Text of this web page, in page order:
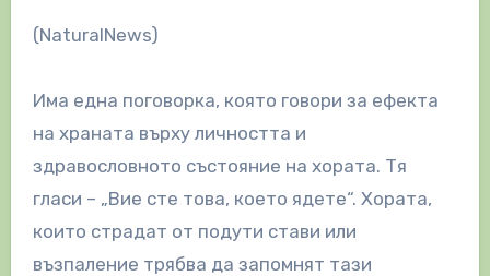
(NaturalNews)
Има една поговорка, която говори за ефекта
на храната върху личността и
здравословното състояние на хората. Тя
гласи – „Вие сте това, което ядете“. Хората,
които страдат от подути стави или
възпаление трябва да запомнят тази